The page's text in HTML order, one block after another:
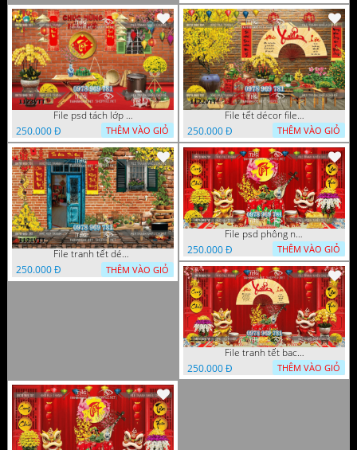
File psd tách lớp tranh tết phông nền background trang trí 1123VTT
250.000 Đ
THÊM VÀO GIỎ
File tết décor file tranh background chụp hình tết 1122VTT
250.000 Đ
THÊM VÀO GIỎ
File tranh tết décor trang trí quán cà phê 1121VTT
250.000 Đ
THÊM VÀO GIỎ
File psd phông nền trang trí tết background chụp hình tết 1120VTT
250.000 Đ
THÊM VÀO GIỎ
File tranh tết background phông chụp hình tết tất niên 1119VTT
250.000 Đ
THÊM VÀO GIỎ